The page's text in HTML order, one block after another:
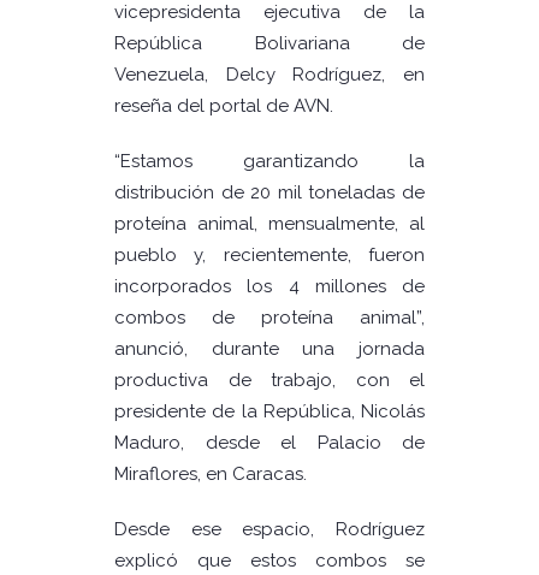
vicepresidenta ejecutiva de la
República Bolivariana de
Venezuela, Delcy Rodríguez, en
reseña del portal de AVN.
“Estamos garantizando la
distribución de 20 mil toneladas de
proteína animal, mensualmente, al
pueblo y, recientemente, fueron
incorporados los 4 millones de
combos de proteína animal”,
anunció, durante una jornada
productiva de trabajo, con el
presidente de la República, Nicolás
Maduro, desde el Palacio de
Miraflores, en Caracas.
Desde ese espacio, Rodríguez
explicó que estos combos se